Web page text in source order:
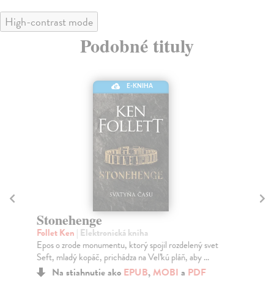
High-contrast mode
Podobné tituly
E-KNIHA
Stonehenge
Follet Ken | Elektronická kniha
Epos o zrode monumentu, ktorý spojil rozdelený svet
Seft, mladý kopáč, prichádza na Veľkú pláň, aby ...
Na stiahnutie ako EPUB,MOBI a PDF